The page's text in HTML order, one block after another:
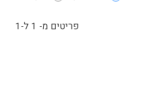
פריטים מ- 1 ל-1